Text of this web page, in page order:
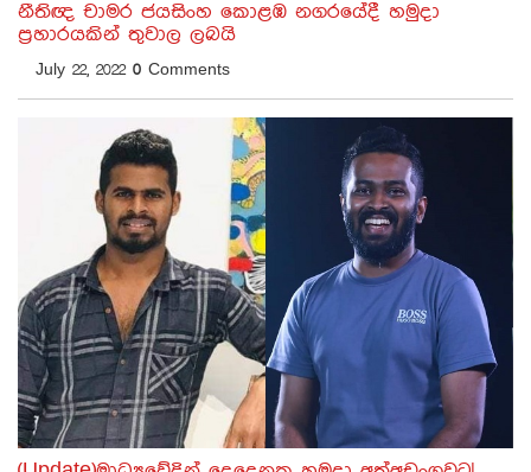
නීතිඥ චාමර ජයසිංහ කොළඹ නගරයේදී හමුදා
ප්‍රහාරයකින් තුවාල ලබයි
July 22, 2022 0 Comments